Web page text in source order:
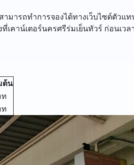
มารถทำการจองได้ทางเว็บไซต์ตัวแ
คาน์เตอร์นครศรีร่มเย็นทัวร์ ก่อนเว
ต้น
ท
ท